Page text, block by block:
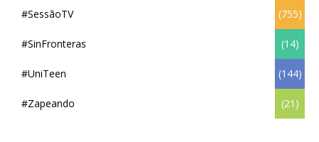
#SessãoTV (755)
#SinFronteras (14)
#UniTeen (144)
#Zapeando (21)